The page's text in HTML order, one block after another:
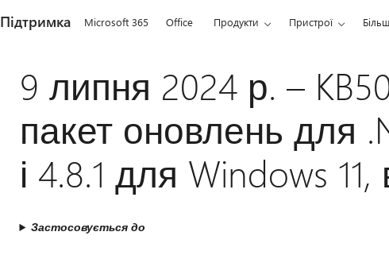
Підтримка Microsoft 365 Office Продукти Пристрої
9 липня 2024 р. –
пакет оновлень для
і 4.8.1 для Windows 11,
Застосовується до